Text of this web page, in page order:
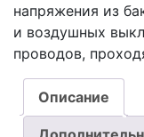
напряжения из
и воздушных
проводов,
Описание